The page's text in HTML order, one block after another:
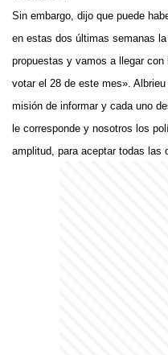
Sin embargo, dijo que puede
en estas dos últimas semanas
propuestas y vamos a llegar
votar el 28 de este mes».
misión de informar y cada uno
le corresponde y nosotros los
amplitud, para aceptar todas las